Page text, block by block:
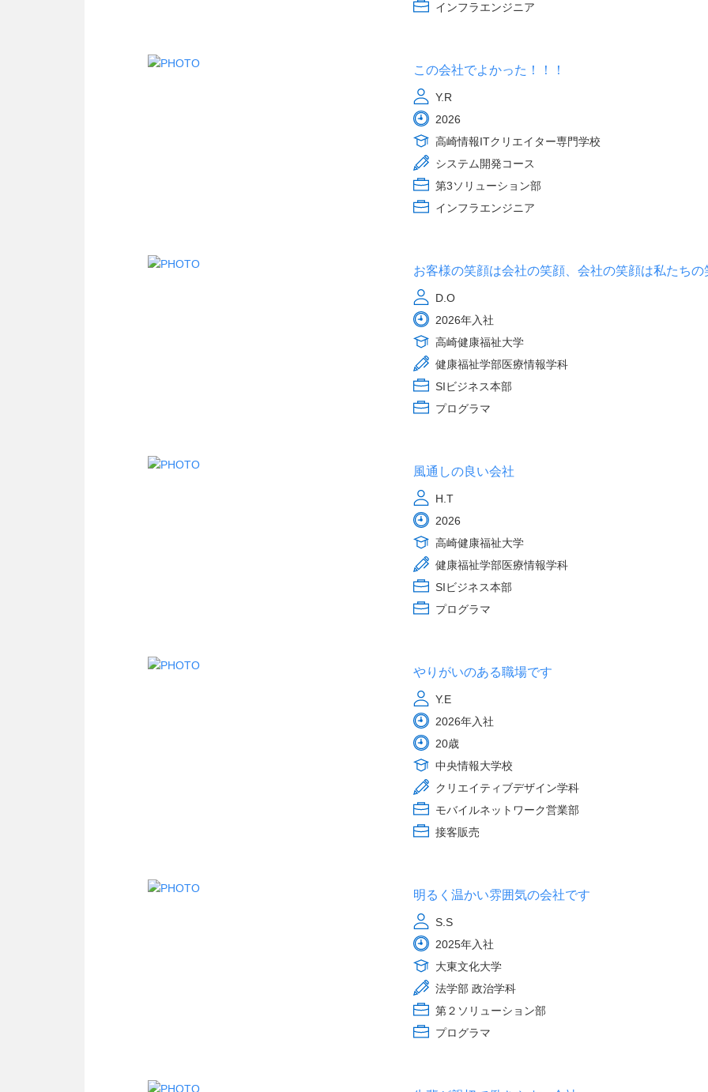
インフラエンジニア
この会社でよかった！！！
Y.R
2026
高崎情報ITクリエイター専門学校
システム開発コース
第3ソリューション部
インフラエンジニア
お客様の笑顔は会社の笑顔、会社の笑顔は私たちの
D.O
2026年入社
高崎健康福祉大学
健康福祉学部医療情報学科
SIビジネス本部
プログラマ
風通しの良い会社
H.T
2026
高崎健康福祉大学
健康福祉学部医療情報学科
SIビジネス本部
プログラマ
やりがいのある職場です
Y.E
2026年入社
20歳
中央情報大学校
クリエイティブデザイン学科
モバイルネットワーク営業部
接客販売
明るく温かい雰囲気の会社です
S.S
2025年入社
大東文化大学
法学部 政治学科
第２ソリューション部
プログラマ